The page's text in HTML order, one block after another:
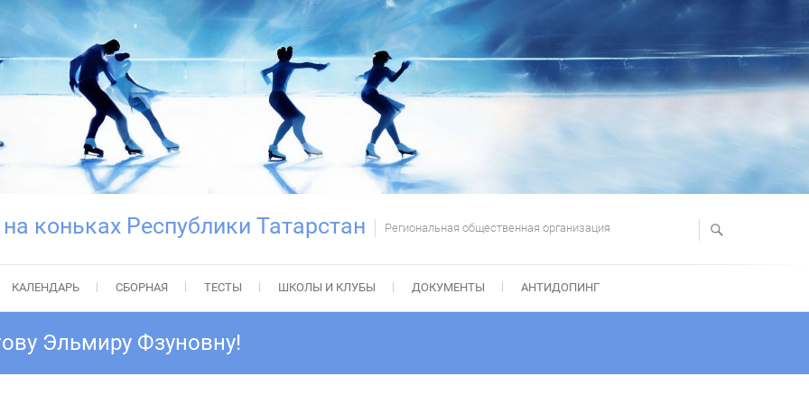
коньках Республики Татарстан Региональная общественная организация
КАЛЕНДАРЬ СБОРНАЯ ТЕСТЫ ШКОЛЫ И КЛУБЫ ДОКУМЕНТЫ АНТИДОПИНГ
Эльмиру Фзуновну!